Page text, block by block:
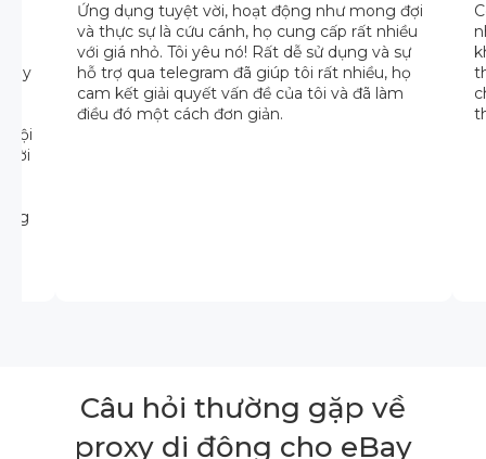
Đây
Đội
lời
Ứng dụng tuyệt vời, hoạt động như mong đợi
và thực sự là cứu cánh, họ cung cấp rất nhiều
với giá nhỏ. Tôi yêu nó! Rất dễ sử dụng và sự
hỗ trợ qua telegram đã giúp tôi rất nhiều, họ
cam kết giải quyết vấn đề của tôi và đã làm
điều đó một cách đơn giản.
Câu hỏi thường gặp về
proxy di động cho eBay